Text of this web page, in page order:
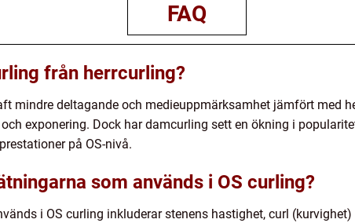
FAQ
från herrcurling?
mindre deltagande och medieuppmärksamhet jämfört med
exponering. Dock har damcurling sett en ökning i
på OS-nivå.
som används i OS curling?
i OS curling inkluderar stenens hastighet, curl